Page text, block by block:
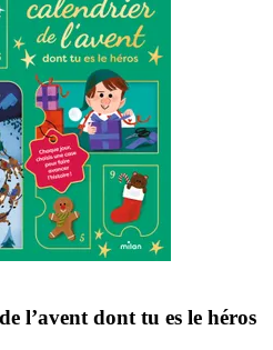
l’avent dont tu es le héros